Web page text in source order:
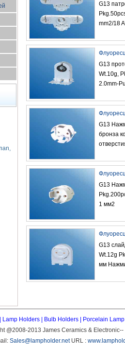
G13
mm2/18
G13
Wt.10g,
2.0mm-
G13
бронза
G13
1 мм2
G13
Wt.12g
мм
Lamp Holders Bulb Holders Porcelain
@2008-2013 James Ceramics &
Sales@lampholder.netURL :